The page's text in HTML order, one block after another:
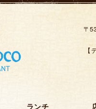
〒
ランチ